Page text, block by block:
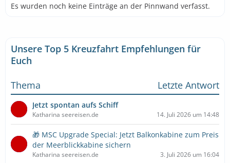
Es wurden noch keine Einträge an der Pinnwand verfasst.
Unsere Top 5 Kreuzfahrt Empfehlungen für
Euch
Thema
Letzte Antwort
Jetzt spontan aufs Schiff
Katharina seereisen.de 14. Juli 2026 um 14:48
🎁 MSC Upgrade Special: Jetzt Balkonkabine zum Preis
der Meerblickkabine sichern
Katharina seereisen.de 3. Juli 2026 um 16:04